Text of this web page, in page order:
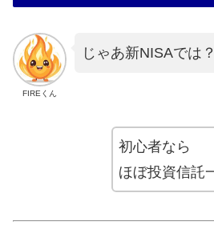
FIREくん
じゃあ新NISAでは？
初心者なら
ほぼ投資信託